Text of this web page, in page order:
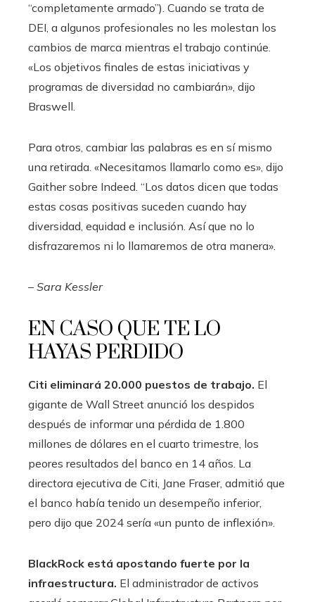
“completamente armado”). Cuando se trata de
DEI, a algunos profesionales no les molestan los
cambios de marca mientras el trabajo continúe.
«Los objetivos finales de estas iniciativas y
programas de diversidad no cambiarán», dijo
Braswell.
Para otros, cambiar las palabras es en sí mismo
una retirada. «Necesitamos llamarlo como es», dijo
Gaither sobre Indeed. “Los datos dicen que todas
estas cosas positivas suceden cuando hay
diversidad, equidad e inclusión. Así que no lo
disfrazaremos ni lo llamaremos de otra manera».
– Sara Kessler
EN CASO QUE TE LO
HAYAS PERDIDO
Citi eliminará 20.000 puestos de trabajo. El
gigante de Wall Street anunció los despidos
después de informar una pérdida de 1.800
millones de dólares en el cuarto trimestre, los
peores resultados del banco en 14 años. La
directora ejecutiva de Citi, Jane Fraser, admitió que
el banco había tenido un desempeño inferior,
pero dijo que 2024 sería «un punto de inflexión».
BlackRock está apostando fuerte por la
infraestructura. El administrador de activos